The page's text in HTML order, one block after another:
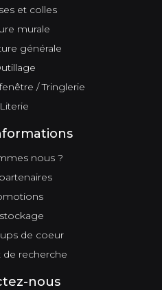
et colles
murale
générale
/ Tringlerie
Literie
nous ?
de coeur
de recherche
nous